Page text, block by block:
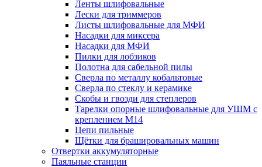
Ленты шлифовальные
Лески для триммеров
Листы шлифовальные для МФИ
Насадки для миксера
Насадки для МФИ
Пилки для лобзиков
Полотна для сабельной пилы
Сверла по металлу кобальтовые
Сверла по стеклу и керамике
Скобы и гвозди для степлеров
Тарелки опорные шлифовальные для УШМ с
креплением М14
Цепи пильные
Щётки для брашировальных машин
Отвертки аккумуляторные
Паяльные станции